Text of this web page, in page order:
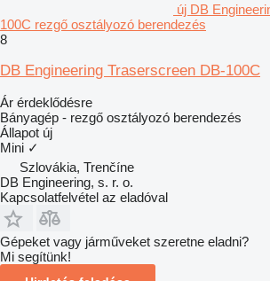
új DB
100C rezgő osztályozó berendezés
8
DB Engineering Traserscreen DB-100C
Ár érdeklődésre
Bányagép - rezgő osztályozó berendezés
Állapot új
Mini ✓
Szlovákia, Trenčíne
DB Engineering, s. r. o.
Kapcsolatfelvétel az eladóval
Gépeket vagy járműveket szeretne eladni?
Mi segítünk!